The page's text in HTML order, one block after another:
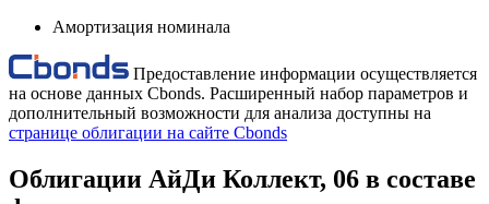
Амортизация номинала
Предоставление информации осуществляется
на основе данных Cbonds. Расширенный набор параметров и
дополнительный возможности для анализа доступны на
странице облигации на сайте Cbonds
Облигации АйДи Коллект, 06 в составе